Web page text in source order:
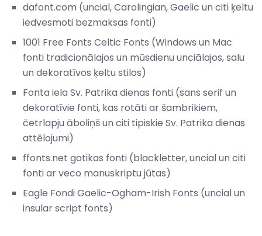
dafont.com (uncial, Carolingian, Gaelic un citi ķeltu
iedvesmoti bezmaksas fonti)
1001 Free Fonts Celtic Fonts (Windows un Mac
fonti tradicionālajos un mūsdienu unciālajos, salu
un dekoratīvos ķeltu stilos)
Fonta iela Sv. Patrika dienas fonti (sans serif un
dekoratīvie fonti, kas rotāti ar šambrikiem,
četrlapju āboliņš un citi tipiskie Sv. Patrika dienas
attēlojumi)
ffonts.net gotikas fonti (blackletter, uncial un citi
fonti ar veco manuskriptu jūtas)
Eagle Fondi Gaelic-Ogham-Irish Fonts (uncial un
insular script fonts)